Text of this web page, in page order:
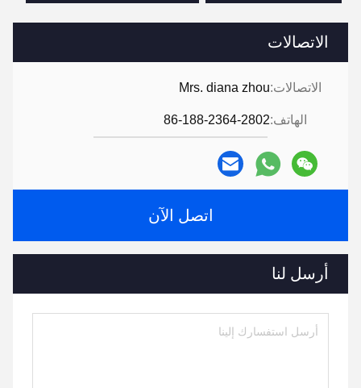
الاتصالات
الاتصالات:Mrs. diana zhou
الهاتف:86-188-2364-2802
اتصل الآن
أرسل لنا